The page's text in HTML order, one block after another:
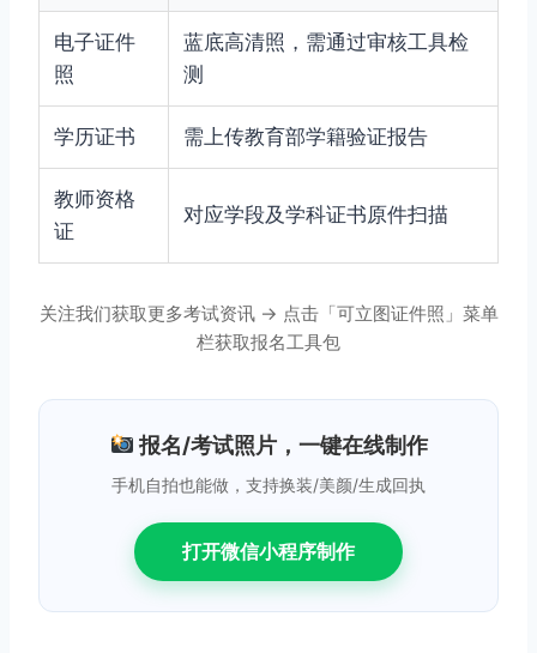
电子证件
照
蓝底高清照，需通过审核工具检
测
学历证书 需上传教育部学籍验证报告
教师资格
证
对应学段及学科证书原件扫描
关注我们获取更多考试资讯 → 点击「可立图证件照」菜单
栏获取报名工具包
报名/考试照片，一键在线制作
手机自拍也能做，支持换装/美颜/生成回执
打开微信小程序制作